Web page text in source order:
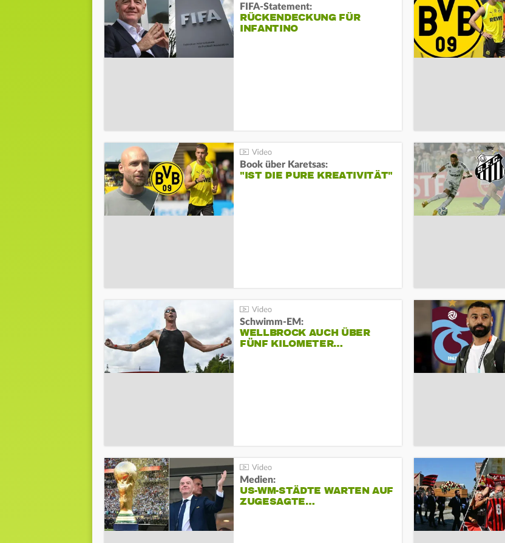
FIFA-Statement:
RÜCKENDECKUNG FÜR
INFANTINO
Book über Karetsas:
"IST DIE PURE KREATIVITÄT"
Schwimm-EM:
WELLBROCK AUCH ÜBER
FÜNF KILOMETER…
Medien:
US-WM-STÄDTE WARTEN AUF
ZUGESAGTE…